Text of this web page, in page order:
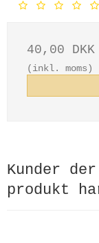
40,00 DKK
(inkl. moms)
Kunder
produkt